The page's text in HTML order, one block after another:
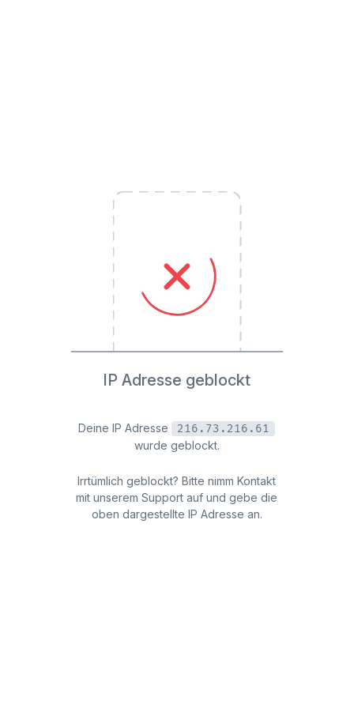
IP Adresse geblockt
Deine IP Adresse
216.73.216.61
wurde geblockt.
Irrtümlich geblockt? Bitte nimm Kontakt
mit unserem Support auf und gebe die
oben dargestellte IP Adresse an.